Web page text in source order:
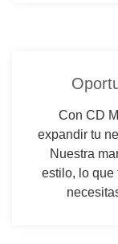
Con CD
expandir tu
Nuestra
estilo, lo que